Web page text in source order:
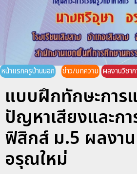
หน้าแรกครูบ้านนอก ข่าว/บทความ ผลงานวิชา
แบบฝึกทักษะการ
ปัญหาเสียงและกา
ฟิสิกส์ ม.5 ผลงา
อรุณใหม่